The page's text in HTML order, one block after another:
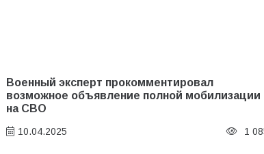
Военный эксперт прокомментировал
возможное объявление полной мобилизации
на СВО
10.04.2025 1